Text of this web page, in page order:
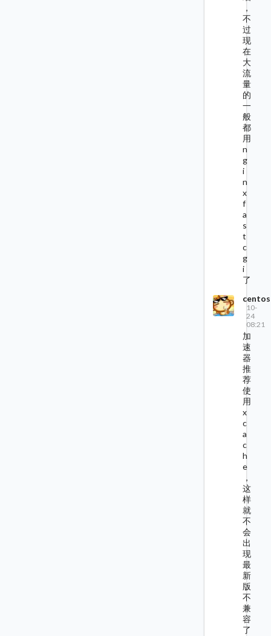
，
不
过
现
在
大
流
量
的
一
般
都
用
n
g
i
n
x
f
a
s
t
c
g
i
了
centos
10-
24
08:21
加
速
器
推
荐
使
用
x
c
a
c
h
e
，
这
样
就
不
会
出
现
最
新
版
不
兼
容
了